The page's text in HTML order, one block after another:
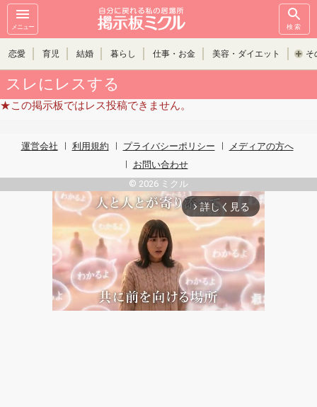
メニュー 検索
恋愛 育児 結婚 暮らし 仕事・お金 美容・ダイエット そ
スレにレスする
★この掲示板ではレス投稿できません。
運営会社 利用規約 プライバシーポリシー
メディアの方へ
お問い合わせ
© 2026 ミクル
arrow_forward_ios 詳しく見る